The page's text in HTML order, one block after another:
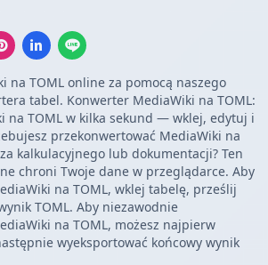
na TOML online za pomocą naszego
tabel. Konwerter MediaWiki na TOML:
na TOML w kilka sekund — wklej, edytuj i
przekonwertować MediaWiki na
kalkulacyjnego lub dokumentacji? Ten
chroni Twoje dane w przeglądarce. Aby
na TOML, wklej tabelę, prześlij
TOML. Aby niezawodnie
na TOML, możesz najpierw
wyeksportować końcowy wynik